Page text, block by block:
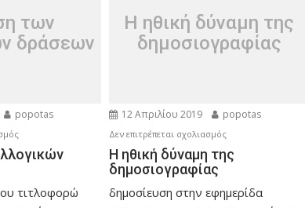
των
δράσεων
popotas
στο
Η
συλλογικών
τιτλοφορώ
Η ηθική δύναμη της
δημοσιογραφίας
12 Απριλίου 2019 popotas
Δεν επιτρέπεται σχολιασμόςστο
Η
της
Η ηθική δύναμη της
δημοσιογραφίας
δημοσίευση στην εφημερίδα